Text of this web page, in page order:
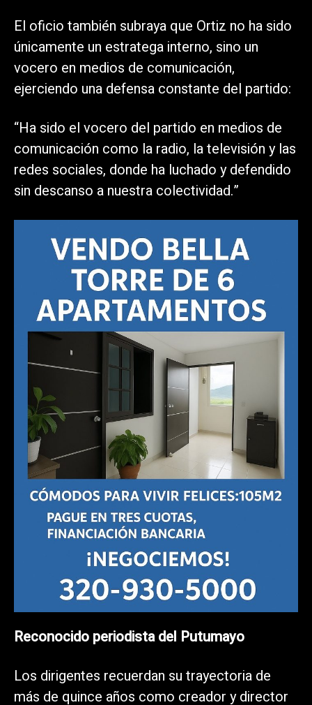
El oficio también subraya que Ortiz no ha sido
únicamente un estratega interno, sino un
vocero en medios de comunicación,
ejerciendo una defensa constante del partido:
“Ha sido el vocero del partido en medios de
comunicación como la radio, la televisión y las
redes sociales, donde ha luchado y defendido
sin descanso a nuestra colectividad.”
Reconocido periodista del Putumayo
Los dirigentes recuerdan su trayectoria de
más de quince años como creador y director